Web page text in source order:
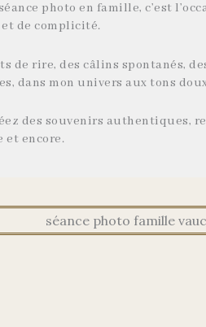
photo en famille, c’est
et de complicité.
de rire, des câlins spontanés,
dans mon univers aux tons
des souvenirs authentiques,
et encore.